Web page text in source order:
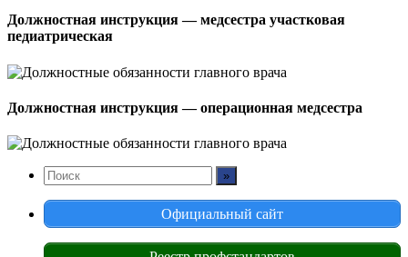
Должностная инструкция — медсестра участковая
педиатрическая
Должностная инструкция — операционная медсестра
Официальный сайт